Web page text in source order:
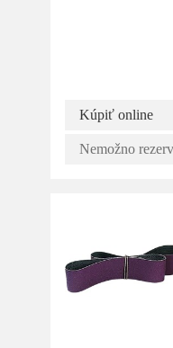
Kúpiť online
Nemožno